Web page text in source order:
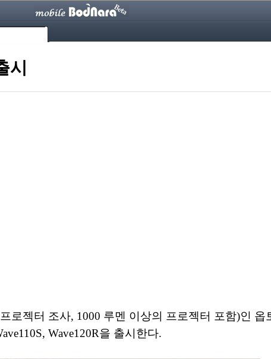
시
로젝터 조사, 1000 루멘 이상의 프로젝터 포함)인 옵
Wave120R을 출시한다.